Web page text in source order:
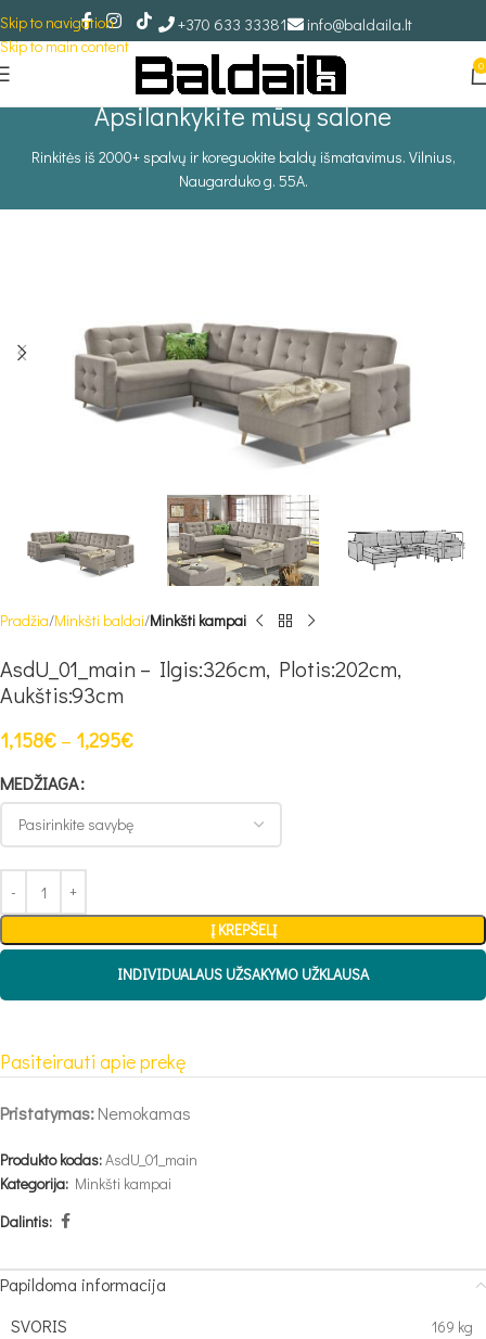
Skip to navigation
Skip to main content
+370 633 33381 info@baldaila.lt
0
Apsilankykite mūsų salone
Rinkitės iš 2000+ spalvų ir koreguokite baldų išmatavimus. Vilnius,
Naugarduko g. 55A.
Pradžia Minkšti baldai Minkšti kampai
AsdU_01_main – Ilgis:326cm, Plotis:202cm,
Aukštis:93cm
1,158€ – 1,295€
MEDŽIAGA
Į KREPŠELĮ
INDIVIDUALAUS UŽSAKYMO UŽKLAUSA
Pasiteirauti apie prekę
Pristatymas:Nemokamas
Produkto kodas:AsdU_01_main
Kategorija: Minkšti kampai
Dalintis:
Papildoma informacija
SVORIS
169 kg